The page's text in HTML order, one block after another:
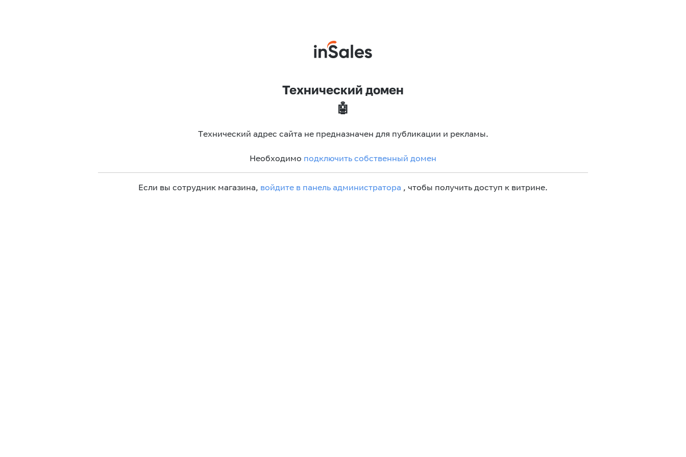
Технический домен
🤖
Технический адрес сайта не предназначен для публикации и рекламы.
Необходимо подключить собственный домен
Если вы сотрудник магазина, войдите в панель администратора , чтобы получить доступ к витрине.